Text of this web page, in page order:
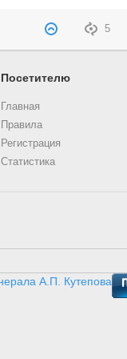
5
Посетителю
Главная
Правила
Регистрация
Статистика